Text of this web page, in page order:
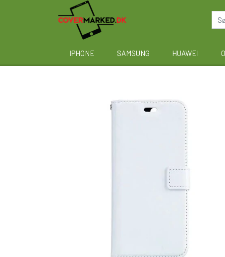
IPHONE SAMSUNG HUAWEI